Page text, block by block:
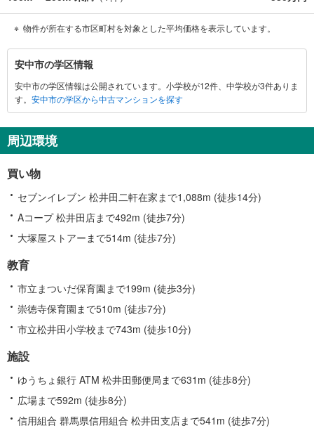
物件が所在する市区町村を対象とした平均価格を表示しています。
安
中
市
に
す
る
報
安中市の学区情報
安中市の学区情報は公開されています。小学校が12件、中学校が3件ありま
す。 安中市の学区から中古マンションを探す
周辺環境
買い物
セブンイレブン 松井田二軒在家まで1,088m (徒歩14分)
Aコープ 松井田店まで492m (徒歩7分)
大塚屋ストアーまで514m (徒歩7分)
教育
市立まついだ保育園まで199m (徒歩3分)
崇徳寺保育園まで510m (徒歩7分)
市立松井田小学校まで743m (徒歩10分)
施設
ゆうちょ銀行 ATM 松井田郵便局まで631m (徒歩8分)
広場まで592m (徒歩8分)
信用組合 群馬県信用組合 松井田支店まで541m (徒歩7分)